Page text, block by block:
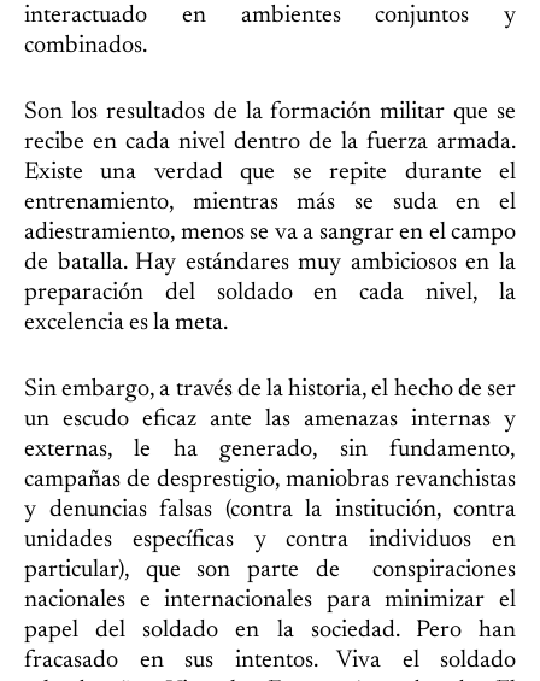
interactuado en ambientes conjuntos y
combinados.
Son los resultados de la formación militar que se
recibe en cada nivel dentro de la fuerza armada.
Existe una verdad que se repite durante el
entrenamiento, mientras más se suda en el
adiestramiento, menos se va a sangrar en el campo
de batalla. Hay estándares muy ambiciosos en la
preparación del soldado en cada nivel, la
excelencia es la meta.
Sin embargo, a través de la historia, el hecho de ser
un escudo eficaz ante las amenazas internas y
externas, le ha generado, sin fundamento,
campañas de desprestigio, maniobras revanchistas
y denuncias falsas (contra la institución, contra
unidades específicas y contra individuos en
particular), que son parte de conspiraciones
nacionales e internacionales para minimizar el
papel del soldado en la sociedad. Pero han
fracasado en sus intentos. Viva el soldado